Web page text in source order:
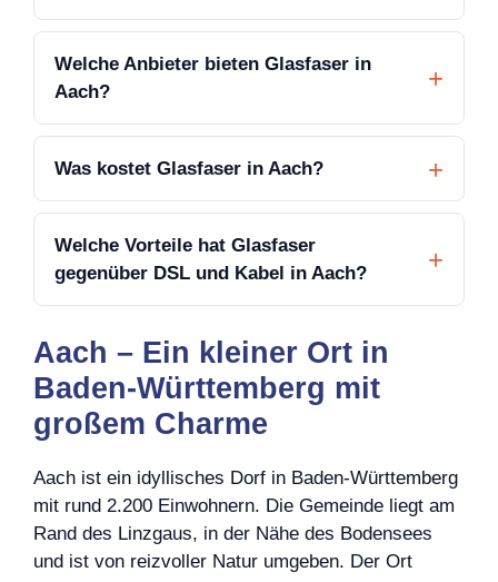
Welche Anbieter bieten Glasfaser in
Aach?
Was kostet Glasfaser in Aach?
Welche Vorteile hat Glasfaser
gegenüber DSL und Kabel in Aach?
Aach – Ein kleiner Ort in
Baden-Württemberg mit
großem Charme
Aach ist ein idyllisches Dorf in Baden-Württemberg
mit rund 2.200 Einwohnern. Die Gemeinde liegt am
Rand des Linzgaus, in der Nähe des Bodensees
und ist von reizvoller Natur umgeben. Der Ort